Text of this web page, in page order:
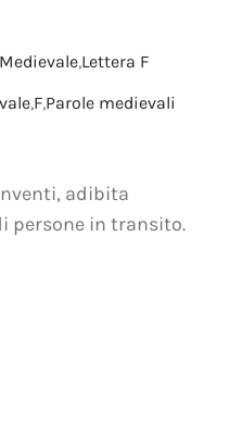
,Lettera F
,F,Parole medievali
adibita
persone in transito.